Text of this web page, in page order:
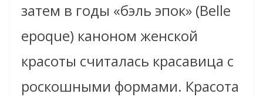
затем в годы «бэль эпок» (Belle
еpoque) каноном женской
красоты считалась красавица с
роскошными формами. Красота